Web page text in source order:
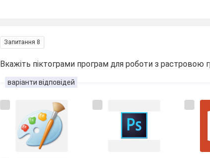
Запитання 8
Вкажіть піктограми програм для роботи з растровою
варіанти відповідей